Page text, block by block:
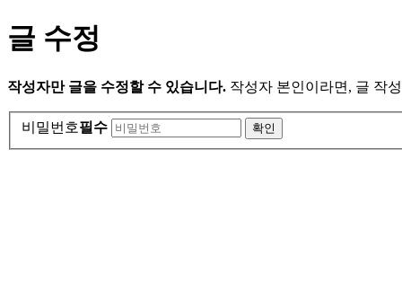
글 수정
작성자만 글을 수정할 수 있습니다. 작성자 본인이라면, 글 작
비밀번호필수